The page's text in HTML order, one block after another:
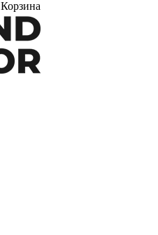
Корзина